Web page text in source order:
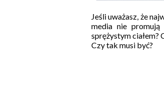
Jeśli uważasz, że
media nie
sprężystym ciałem?
Czy tak musi być?